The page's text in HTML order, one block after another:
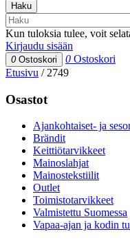
Haku
Kun tuloksia tulee, voit
Kirjaudu sisään
0 Ostoskori 0 Ostoskori
Etusivu / 2749
Osastot
Ajankohtaiset- ja
Brändit
Keittiötarvikkeet
Mainoslahjat
Mainostekstiilit
Outlet
Toimistotarvikkeet
Valmistettu Suomessa
Vapaa-ajan ja kodin